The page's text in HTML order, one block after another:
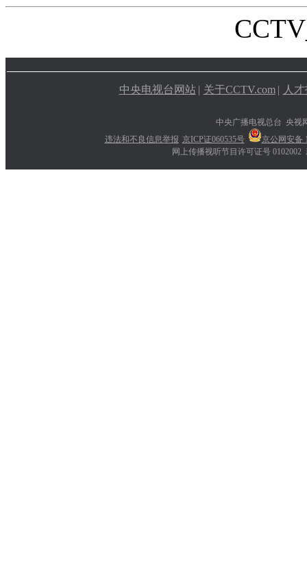
中央电视台网站 | 关于CCTV.com | 人
中央广播电视总台 央视
违法和不良信息举报 京ICP证060535号
京公网安备
网上传播视听节目许可证号 0102002